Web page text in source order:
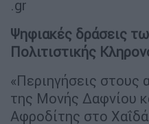
.gr
Ψηφιακές δράσεις
Πολιτιστικής
«Περιηγήσεις στους
της Μονής Δαφνίου
Αφροδίτης στο